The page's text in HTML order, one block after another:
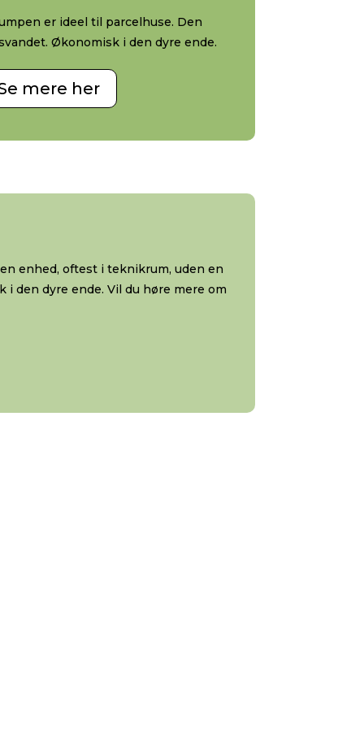
er ideel til parcelhuse. Den
Økonomisk i den dyre ende.
mere her
enhed, oftest i teknikrum, uden en
i den dyre ende. Vil du høre mere om